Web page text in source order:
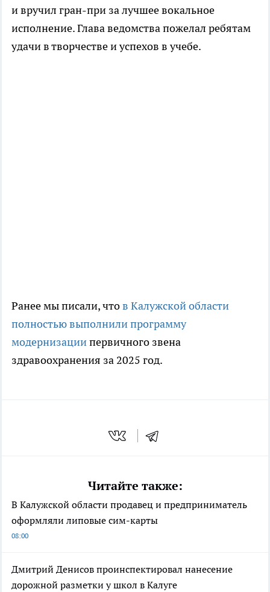
и вручил гран-при за лучшее вокальное
исполнение. Глава ведомства пожелал ребятам
удачи в творчестве и успехов в учебе.
Ранее мы писали, чтов Калужской области
полностью выполнили программу
модернизациипервичного звена
здравоохранения за 2025 год.
Читайте также:
В Калужской области продавец и предприниматель
оформляли липовые сим-карты
08:00
Дмитрий Денисов проинспектировал нанесение
дорожной разметки у школ в Калуге